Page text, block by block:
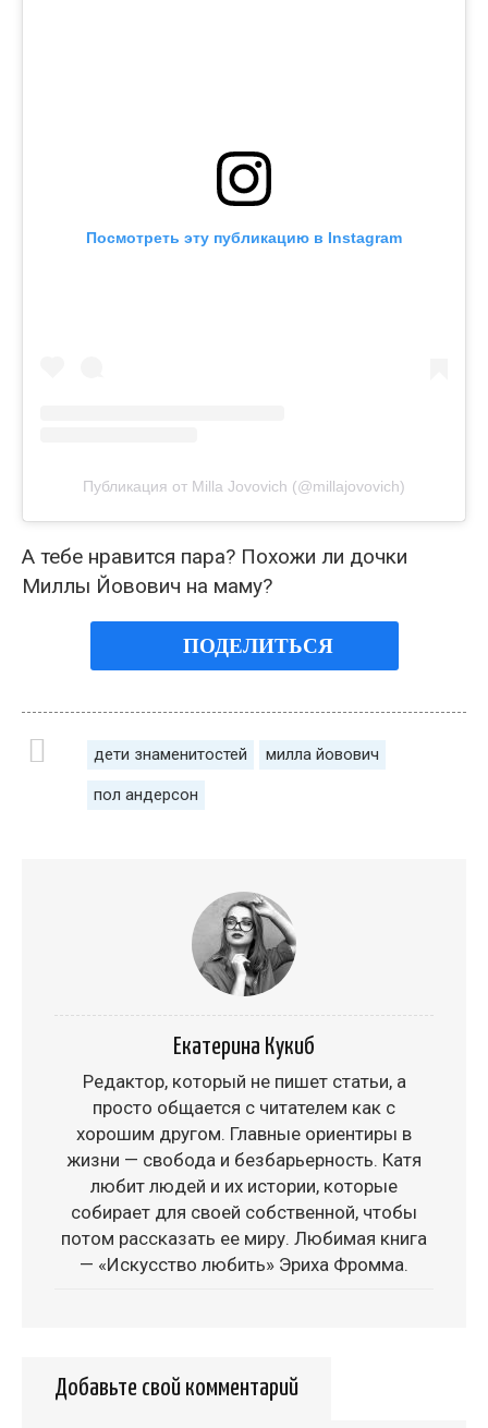
Посмотреть эту публикацию в Instagram
Публикация от Milla Jovovich (@millajovovich)
А тебе нравится пара? Похожи ли дочки
Миллы Йовович на маму?
ПОДЕЛИТЬСЯ
дети знаменитостей милла йовович
пол андерсон
Екатерина Кукиб
Редактор, который не пишет статьи, а
просто общается с читателем как с
хорошим другом. Главные ориентиры в
жизни — свобода и безбарьерность. Катя
любит людей и их истории, которые
собирает для своей собственной, чтобы
потом рассказать ее миру. Любимая книга
— «Искусство любить» Эриха Фромма.
Добавьте свой комментарий